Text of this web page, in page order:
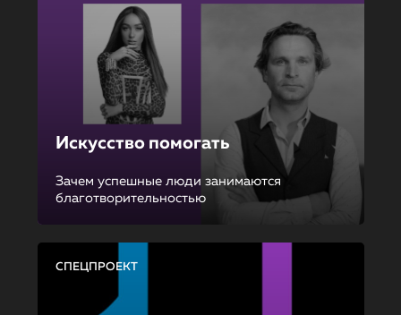
Искусство помогать
Зачем успешные люди занимаются
благотворительностью
СПЕЦПРОЕКТ